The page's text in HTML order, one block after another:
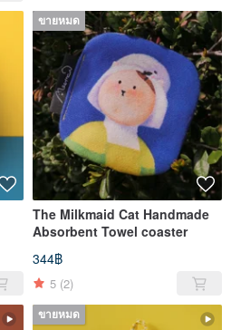
ขายหมด
The Milkmaid Cat Handmade
Absorbent Towel coaster
344฿
5 (2)
ขายหมด